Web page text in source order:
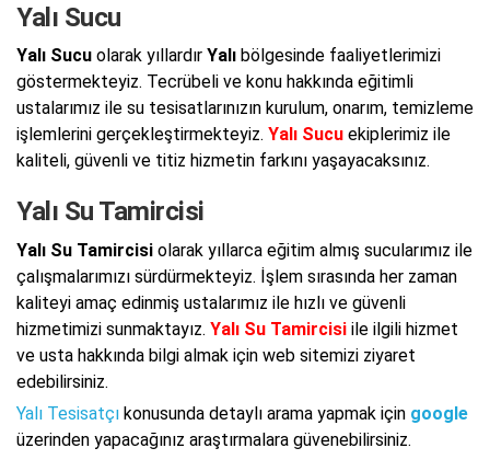
Yalı Sucu
Yalı Sucu olarak yıllardır Yalı bölgesinde faaliyetlerimizi
göstermekteyiz. Tecrübeli ve konu hakkında eğitimli
ustalarımız ile su tesisatlarınızın kurulum, onarım, temizleme
işlemlerini gerçekleştirmekteyiz. Yalı Sucu ekiplerimiz ile
kaliteli, güvenli ve titiz hizmetin farkını yaşayacaksınız.
Yalı Su Tamircisi
Yalı Su Tamircisi olarak yıllarca eğitim almış sucularımız ile
çalışmalarımızı sürdürmekteyiz. İşlem sırasında her zaman
kaliteyi amaç edinmiş ustalarımız ile hızlı ve güvenli
hizmetimizi sunmaktayız. Yalı Su Tamircisi ile ilgili hizmet
ve usta hakkında bilgi almak için web sitemizi ziyaret
edebilirsiniz.
Yalı Tesisatçı konusunda detaylı arama yapmak için google
üzerinden yapacağınız araştırmalara güvenebilirsiniz.